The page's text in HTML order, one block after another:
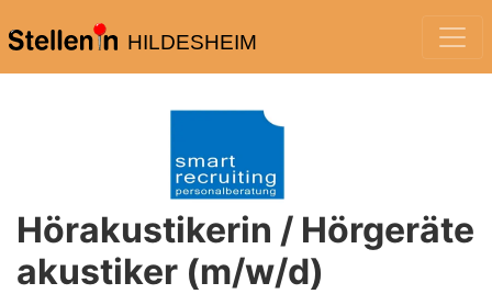
HILDESHEIM
Hörakustikerin / Hörgeräte
akustiker (m/w/d)